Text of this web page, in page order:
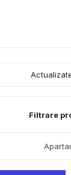
Filtrare